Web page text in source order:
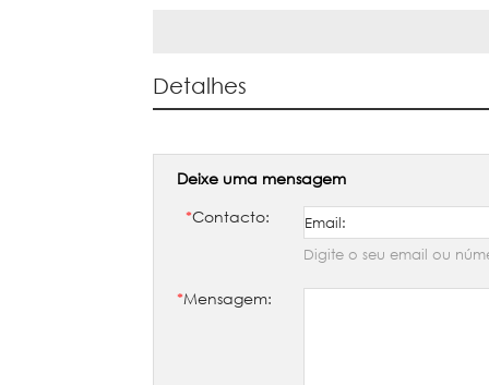
Detalhes
Deixe uma mensagem
*Contacto:
Digite o seu email ou
*Mensagem: